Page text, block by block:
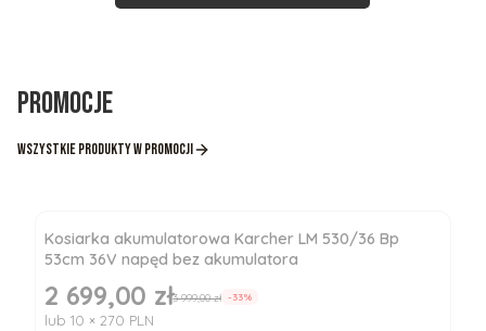
Promocje
Wszystkie produkty w promocji
Kosiarka akumulatorowa Karcher LM 530/36 Bp
53cm 36V napęd bez akumulatora
Cena promocyjna
2 699,00 zł3 999,00 zł -33%
lub 10 × 270 PLN